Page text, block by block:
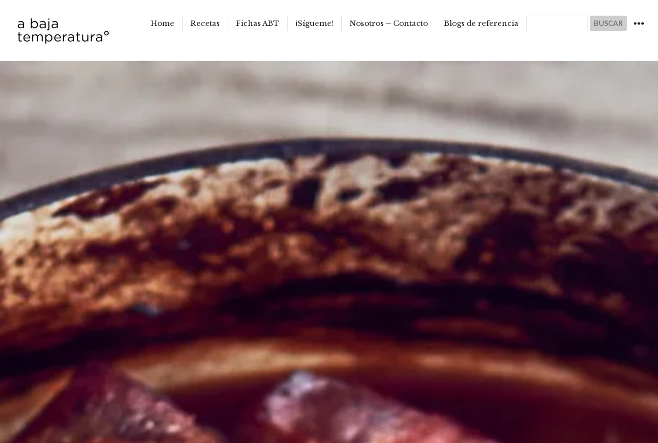
a baja temperatura
Home Recetas Fichas ABT ¡Sígueme! Nosotros – Contacto Blogs de referencia